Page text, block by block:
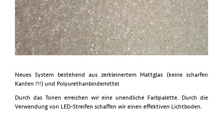
Neues System bestehend aus zerkleinertem Mattglas (keine scharfen
Kanten !!!) und Polyurethanbindemittel
Durch das Tonen erreichen wir eine unendliche Farbpalette. Durch die
Verwendung von LED-Streifen schaffen wir einen effektiven Lichtboden.